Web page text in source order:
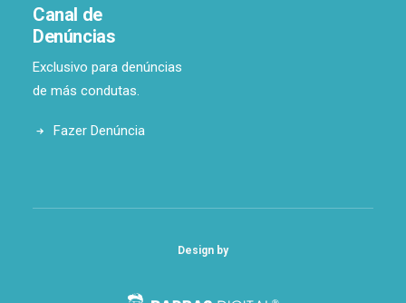
Canal de
Denúncias
Exclusivo para denúncias
de más condutas.
Fazer Denúncia
Design by